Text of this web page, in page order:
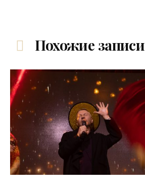
Похожие записи